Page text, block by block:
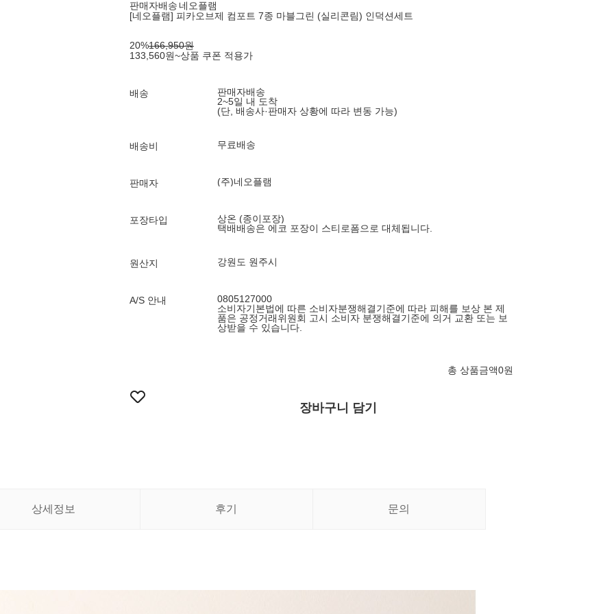
판매자배송 네오플램
[네오플램] 피카오브제 컴포트 7종 마블그린 (실리콘림) 인덕션세트
20%166,950원
133,560원~상품 쿠폰 적용가
배송
판매자배송
2~5일 내 도착
(단, 배송사·판매자 상황에 따라 변동 가능)
배송비 무료배송
판매자 (주)네오플램
포장타입
상온 (종이포장)
택배배송은 에코 포장이 스티로폼으로 대체됩니다.
원산지 강원도 원주시
A/S 안내
0805127000
소비자기본법에 따른 소비자분쟁해결기준에 따라 피해를 보상 본 제
품은 공정거래위원회 고시 소비자 분쟁해결기준에 의거 교환 또는 보
상받을 수 있습니다.
총 상품금액0원
장바구니 담기
상세정보 후기 문의